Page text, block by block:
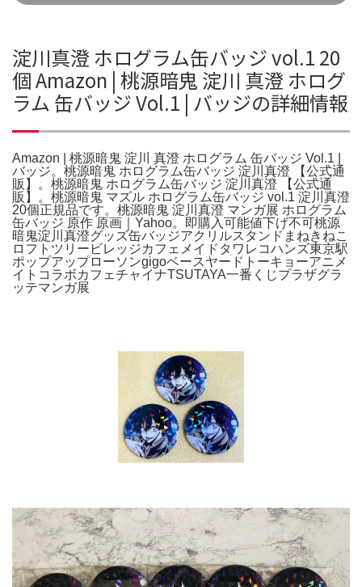
淀川真澄 ホログラム缶バッジ vol.1 20
個 Amazon | 桃源暗鬼 淀川 真澄 ホログ
ラム 缶バッジ Vol.1 | バッジの詳細情報
Amazon | 桃源暗鬼 淀川 真澄 ホログラム 缶バッジ Vol.1 |
バッジ。桃源暗鬼 ホログラム缶バッジ 淀川真澄 【公式通
販】。桃源暗鬼 ホログラム缶バッジ 淀川真澄 【公式通
販】。桃源暗鬼 マズル ホログラム缶バッジ vol.1 淀川真澄
20個正規品です。桃源暗鬼 淀川真澄 マンガ展 ホログラム
缶バッジ 原作 原画｜Yahoo。即購入可能値下げ不可桃源
暗鬼淀川真澄グッズ缶バッジアクリルスタンドまねきねこ
ロフトツリービレッジカフェメイドタワレコハンズ東京駅
ポップアップローソンgigoベースヤードトーキョーアニメ
イトコラボカフェチャイナTSUTAYA一番くじプラザグラ
ッテマンガ展